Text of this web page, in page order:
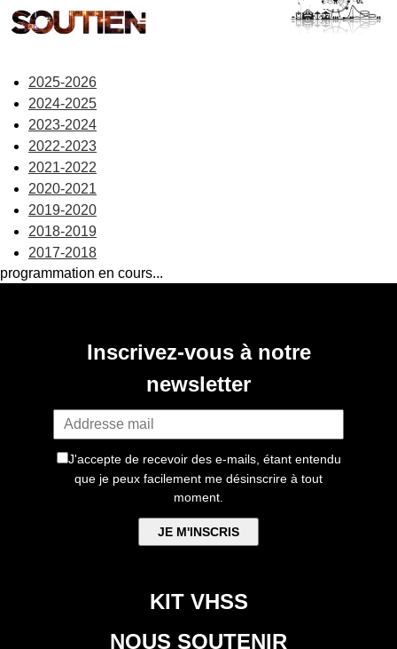
En savoir +
2025-2026
2024-2025
2023-2024
2022-2023
2021-2022
2020-2021
2019-2020
2018-2019
2017-2018
programmation en cours...
Inscrivez-vous à notre
newsletter
J'accepte de recevoir des e-mails, étant entendu
que je peux facilement me désinscrire à tout
moment.
KIT VHSS
NOUS SOUTENIR